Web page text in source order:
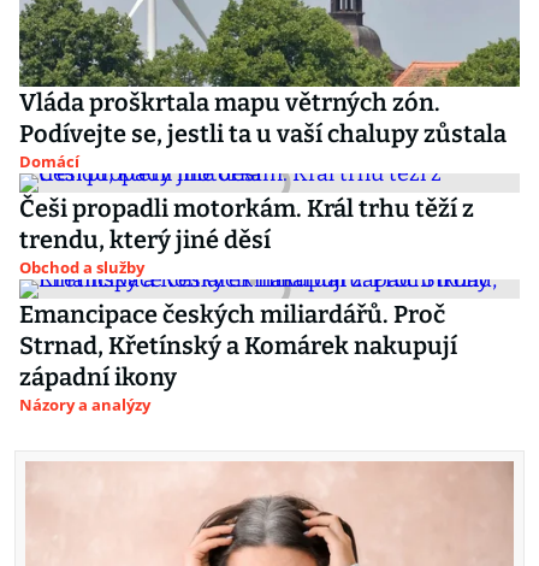
Vláda proškrtala mapu větrných zón.
Podívejte se, jestli ta u vaší chalupy zůstala
Domácí
Češi propadli motorkám. Král trhu těží z
trendu, který jiné děsí
Obchod a služby
Emancipace českých miliardářů. Proč
Strnad, Křetínský a Komárek nakupují
západní ikony
Názory a analýzy